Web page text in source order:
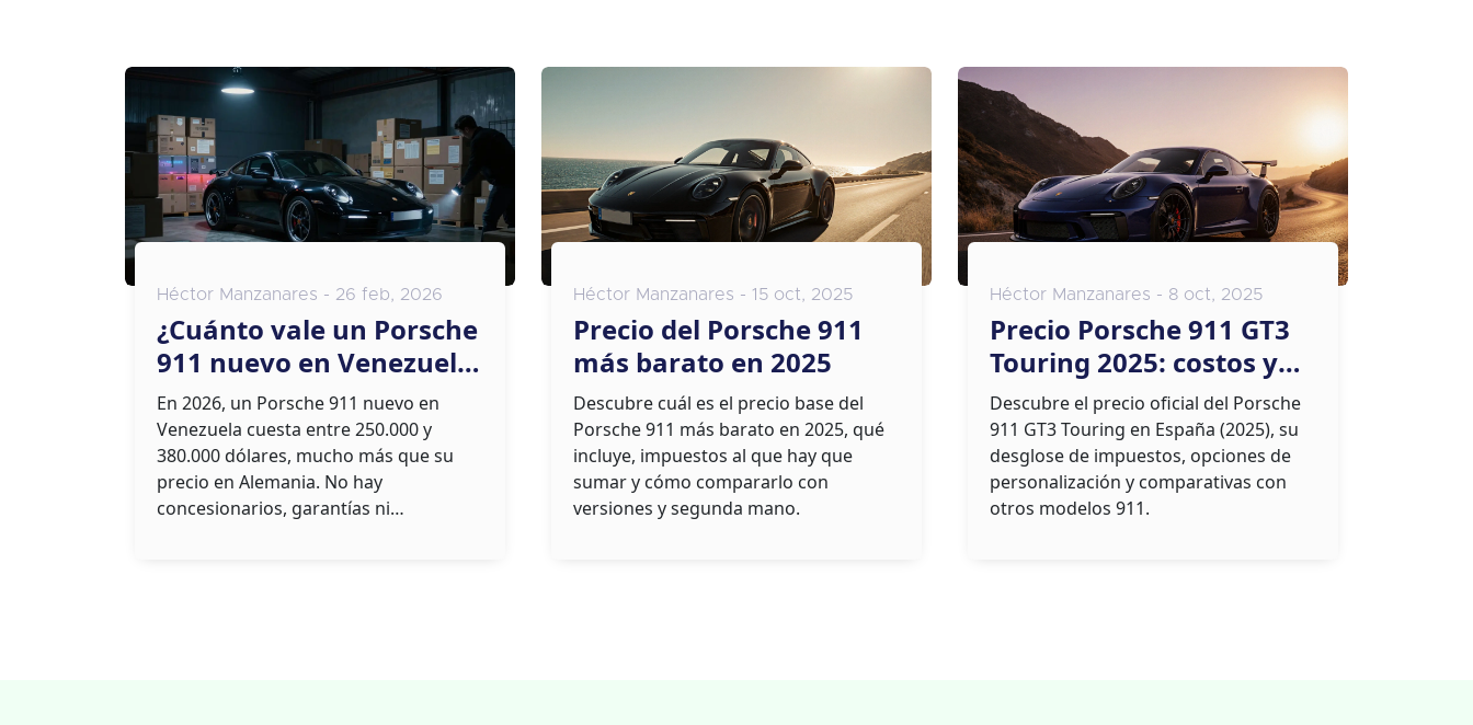
Héctor Manzanares - 26 feb, 2026
¿Cuánto vale un Porsche
911 nuevo en Venezuela
en 2026?
En 2026, un Porsche 911 nuevo en
Venezuela cuesta entre 250.000 y
380.000 dólares, mucho más que su
precio en Alemania. No hay
concesionarios, garantías ni
Héctor Manzanares - 15 oct, 2025
Precio del Porsche 911
más barato en 2025
Descubre cuál es el precio base del
Porsche 911 más barato en 2025, qué
incluye, impuestos al que hay que
sumar y cómo compararlo con
versiones y segunda mano.
Héctor Manzanares - 8 oct, 2025
Precio Porsche 911 GT3
Touring 2025: costos y
equipamiento
Descubre el precio oficial del Porsche
911 GT3 Touring en España (2025), su
desglose de impuestos, opciones de
personalización y comparativas con
otros modelos 911.